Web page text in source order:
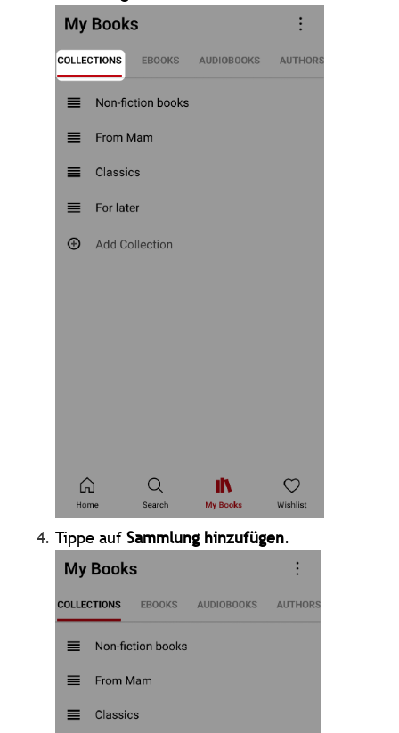
Tippe aufSammlung hinzufügen.